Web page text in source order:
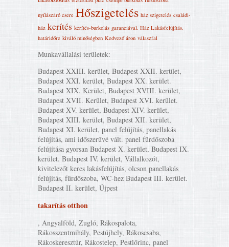
nyílászáró csere Hőszigetelés ház szigetelés családi-
ház kerítés kerítés-burkolás garanciával. Ház Lakásfelújítás‎.
határidőre kiváló minőségben Kedvező áron válaszfal
Munkavállalási területek:
Budapest XXIII. kerület, Budapest XXII. kerület,
Budapest XXI. kerület, Budapest XX. kerület.
Budapest XIX. Kerület, Budapest XVIII. kerület,
Budapest XVII. Kerület, Budapest XVI. kerület.
Budapest XV. kerület, Budapest XIV. kerület,
Budapest XIII. kerület, Budapest XII. kerület,
Budapest XI. kerület, panel felújítás, panellakás
felújítás, ami időszerűvé vált. panel fürdőszoba
felújítása gyorsan Budapest X. kerület, Budapest IX.
kerület. Budapest IV. kerület, Vállalkozót,
kivitelezőt keres lakásfelújítás, olcson panellakás
felújítás, fürdőszoba, WC-hez Budapest III. kerület.
Budapest II. kerület, Újpest
takarítás otthon
, Angyalföld, Zugló, Rákospalota,
Rákosszentmihály, Pestújhely, Rákoscsaba,
Rákoskeresztúr, Rákostelep, Pestlőrinc, panel